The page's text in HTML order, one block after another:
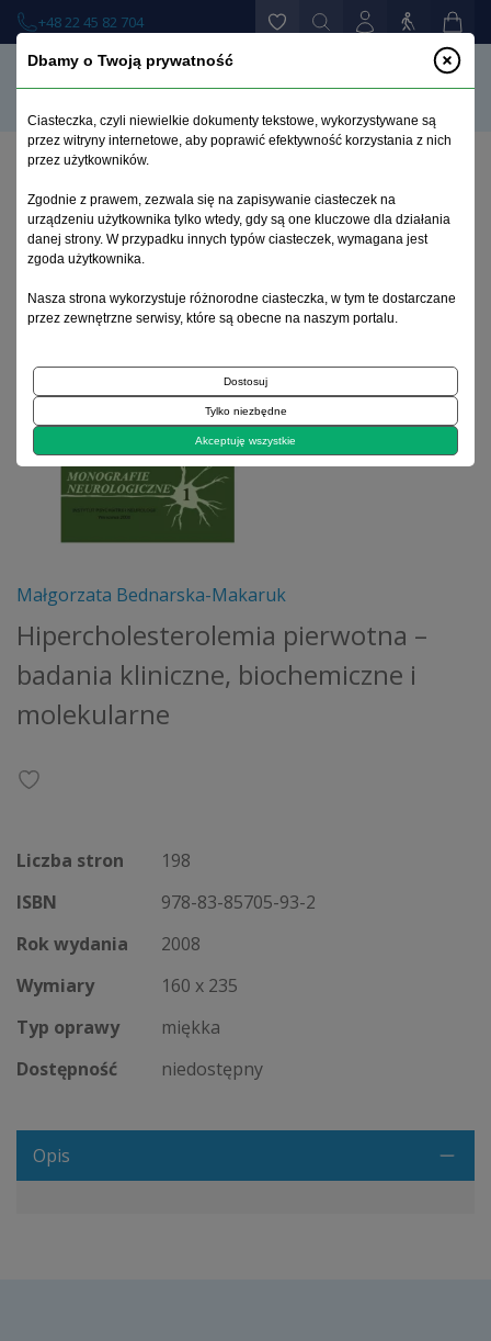
+48 22 45 82 704
Hipercholesterolemia pierwotna – badania kliniczne,
biochemiczne i molekularne
Małgorzata Bednarska-Makaruk
Hipercholesterolemia pierwotna –
badania kliniczne, biochemiczne i
molekularne
Liczba stron
198
ISBN
978-83-85705-93-2
Rok wydania
2008
Wymiary
160 x 235
Typ oprawy
miękka
Dostępność
niedostępny
Opis
Dbamy o Twoją prywatność
Ciasteczka, czyli niewielkie dokumenty tekstowe, wykorzystywane są
przez witryny internetowe, aby poprawić efektywność korzystania z nich
przez użytkowników.
Zgodnie z prawem, zezwala się na zapisywanie ciasteczek na
urządzeniu użytkownika tylko wtedy, gdy są one kluczowe dla działania
danej strony. W przypadku innych typów ciasteczek, wymagana jest
zgoda użytkownika.
Nasza strona wykorzystuje różnorodne ciasteczka, w tym te dostarczane
przez zewnętrzne serwisy, które są obecne na naszym portalu.
Dostosuj
Tylko niezbędne
Akceptuję wszystkie